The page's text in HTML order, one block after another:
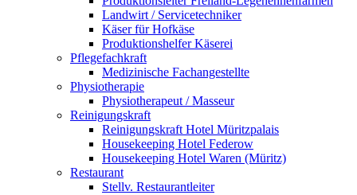
Landwirt / Servicetechniker
Käser für Hofkäse
Produktionshelfer Käserei
Pflegefachkraft
Medizinische Fachangestellte
Physiotherapie
Physiotherapeut / Masseur
Reinigungskraft
Reinigungskraft Hotel Müritzpalais
Housekeeping Hotel Federow
Housekeeping Hotel Waren (Müritz)
Restaurant
Stellv. Restaurantleiter